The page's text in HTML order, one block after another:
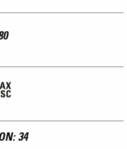
34